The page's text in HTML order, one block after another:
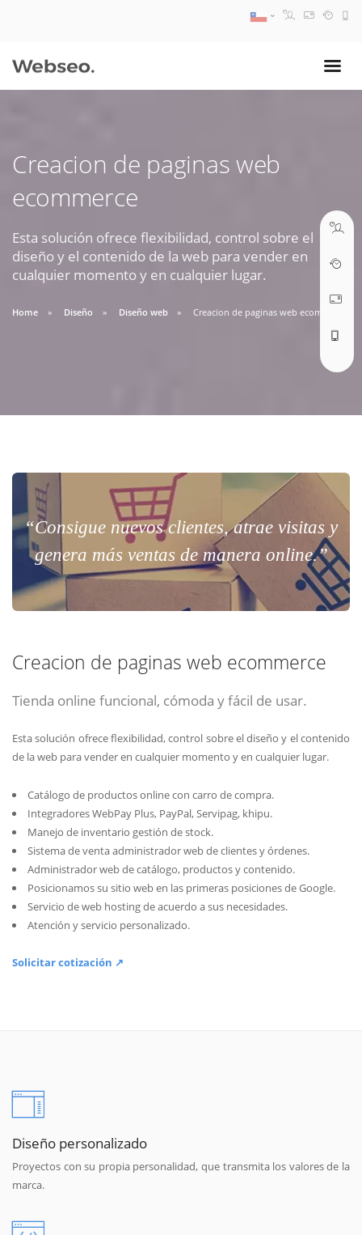
Creacion de paginas web
ecommerce
Esta solución ofrece flexibilidad, control sobre el
diseño y el contenido de la web para vender en
cualquier momento y en cualquier lugar.
Home Diseño Diseño web Creacion de paginas web ecommerce
“Consigue nuevos clientes, atrae visitas y
genera más ventas de manera online.”
Creacion de paginas web ecommerce
Tienda online funcional, cómoda y fácil de usar.
Esta solución ofrece flexibilidad, control sobre el diseño y el contenido
de la web para vender en cualquier momento y en cualquier lugar.
Catálogo de productos online con carro de compra.
Integradores WebPay Plus, PayPal, Servipag, khipu.
Manejo de inventario gestión de stock.
Sistema de venta administrador web de clientes y órdenes.
Administrador web de catálogo, productos y contenido.
Posicionamos su sitio web en las primeras posiciones de Google.
Servicio de web hosting de acuerdo a sus necesidades.
Atención y servicio personalizado.
Solicitar cotización ↗
Diseño personalizado
Proyectos con su propia personalidad, que transmita los valores de la
marca.
09:30 AM A 18:30 PM
soporte@webseo.cl
ABRIR TICKET